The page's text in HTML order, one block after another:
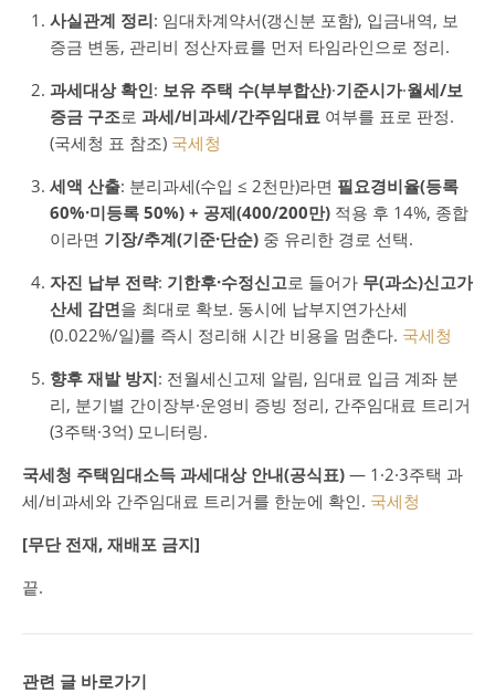
사실관계 정리: 임대차계약서(갱신분 포함), 입금내역, 보
증금 변동, 관리비 정산자료를 먼저 타임라인으로 정리.
과세대상 확인: 보유 주택 수(부부합산)·기준시가·월세/보
증금 구조로 과세/비과세/간주임대료 여부를 표로 판정.
(국세청 표 참조) 국세청
세액 산출: 분리과세(수입 ≤ 2천만)라면 필요경비율(등록
60%·미등록 50%) + 공제(400/200만) 적용 후 14%, 종합
이라면 기장/추계(기준·단순) 중 유리한 경로 선택.
자진 납부 전략: 기한후·수정신고로 들어가 무(과소)신고가
산세 감면을 최대로 확보. 동시에 납부지연가산세
(0.022%/일)를 즉시 정리해 시간 비용을 멈춘다. 국세청
향후 재발 방지: 전월세신고제 알림, 임대료 입금 계좌 분
리, 분기별 간이장부·운영비 증빙 정리, 간주임대료 트리거
(3주택·3억) 모니터링.
국세청 주택임대소득 과세대상 안내(공식표) — 1·2·3주택 과
세/비과세와 간주임대료 트리거를 한눈에 확인. 국세청
[무단 전재, 재배포 금지]
끝.
관련 글 바로가기